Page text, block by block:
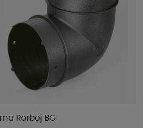
Rörböj BG